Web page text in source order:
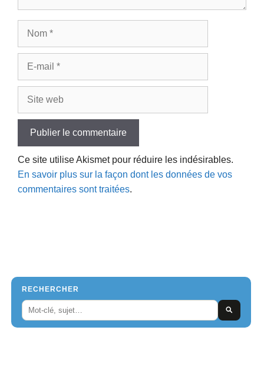
Ce site utilise Akismet pour réduire les indésirables.
En savoir plus sur la façon dont les données de vos
commentaires sont traitées.
RECHERCHER